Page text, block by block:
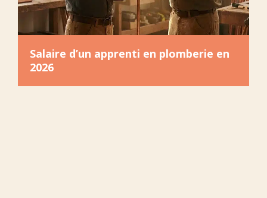
Salaire d’un apprenti en plomberie en
2026